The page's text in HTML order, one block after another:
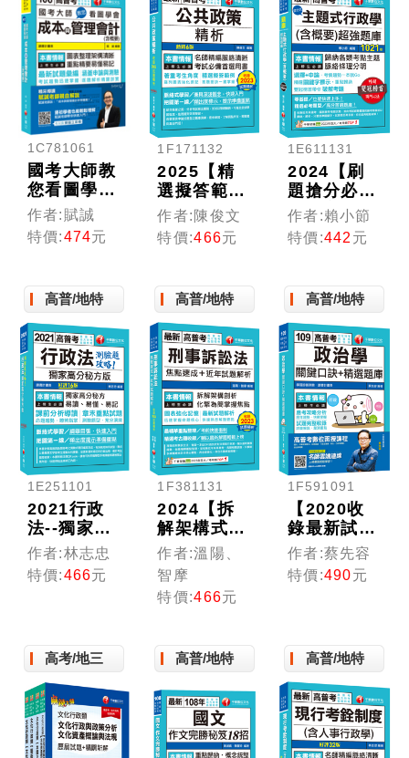
1C781061
國考大師教
您看圖學會
成本與管理
會計(含概
要)
作者:賦誠
特價:474元
1F171132
2025【精
選擬答範
例】公共政
策精析（六
版）（高考
三等）
作者:陳俊文
特價:466元
1E611131
2024【刷
題搶分必
備】主題式
行政學(含
概要)混合
方特考/ 各
類特考)
作者:賴小節
特價:442 元
高普/地特
1E251101
2021行政
法--獨家高
分秘方版測
驗題攻略：
獨家高分秘
［高普考／
地方特考／
各類特考］
作者:林志忠
特價:466元
高普/地特
1F381131
2024【拆
解架構式剖
析】刑事訴
訟法焦點速
成+近年試
題解析（高
特考）
作者:溫陽、
智摩
特價:466元
高普/地特
1F591091
【2020收
錄最新試題
及詳解】政
治學(含概
要)關鍵口
／調查局／
國安局］
［贈學習診
斷測驗］
作者:蔡先容
特價:490元
高考/地三 高普/地特 高普/地特